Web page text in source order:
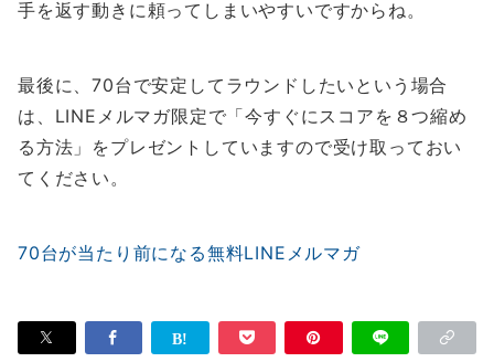
手を返す動きに頼ってしまいやすいですからね。
最後に、70台で安定してラウンドしたいという場合
は、LINEメルマガ限定で「今すぐにスコアを８つ縮め
る方法」をプレゼントしていますので受け取っておい
てください。
70台が当たり前になる無料LINEメルマガ